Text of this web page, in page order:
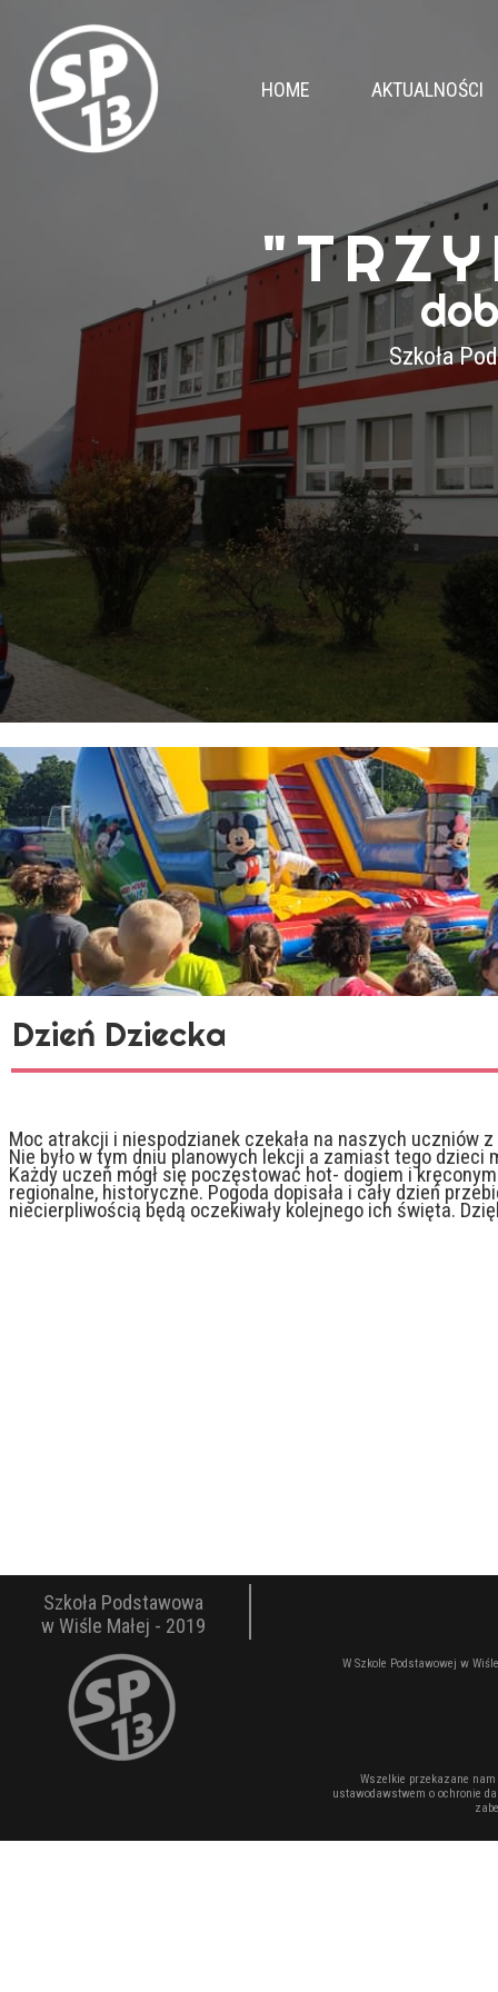
HOME AKTUALNOŚCI
Szkoła
Moc atrakcji i niespodzianek czekała na naszych uczniów
Nie było w tym dniu planowych lekcji a zamiast tego
Każdy uczeń mógł się poczęstować hot- dogiem i
regionalne, historyczne. Pogoda dopisała i cały dzień
niecierpliwością będą oczekiwały kolejnego ich święta.
Dzień Dziecka
W Szkole Podstawowej w
Wszelkie przekazane
ustawodawstwem o ochronie
Szkoła Podstawowa
w Wiśle Małej - 2019